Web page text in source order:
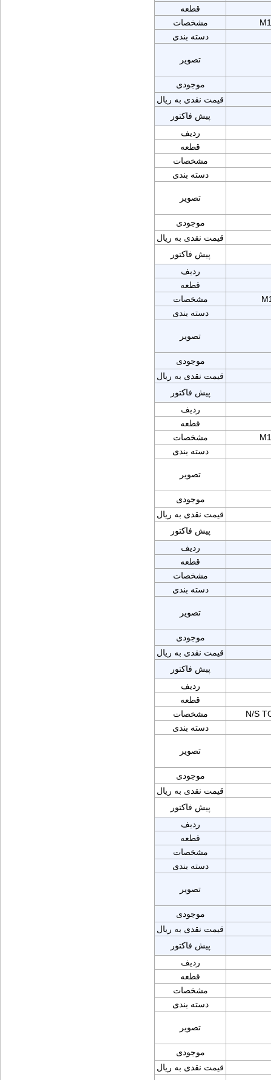
قطعه
مشخصات
دسته بندی
تصویر
موجودی
قیمت نقدی به ریال
پیش فاکتور
ردیف
قطعه
مشخصات
دسته بندی
تصویر
موجودی
قیمت نقدی به ریال
پیش فاکتور
ردیف
قطعه
مشخصات
دسته بندی
تصویر
موجودی
قیمت نقدی به ریال
پیش فاکتور
ردیف
قطعه
مشخصات
دسته بندی
تصویر
موجودی
قیمت نقدی به ریال
پیش فاکتور
ردیف
قطعه
مشخصات
دسته بندی
تصویر
موجودی
قیمت نقدی به ریال
پیش فاکتور
ردیف
قطعه
مشخصات
N/S
دسته بندی
تصویر
موجودی
قیمت نقدی به ریال
پیش فاکتور
ردیف
قطعه
مشخصات
دسته بندی
تصویر
موجودی
قیمت نقدی به ریال
پیش فاکتور
ردیف
قطعه
مشخصات
دسته بندی
تصویر
موجودی
قیمت نقدی به ریال